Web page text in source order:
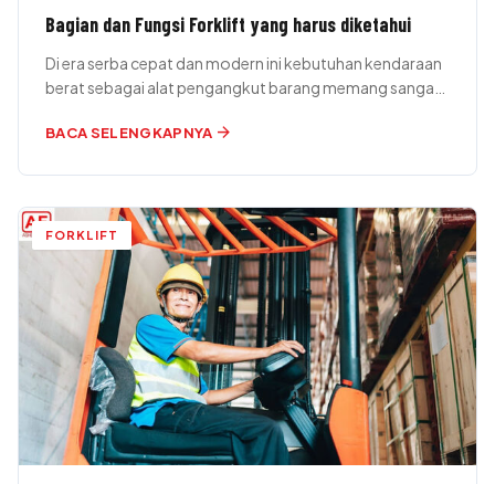
Bagian dan Fungsi Forklift yang harus diketahui
Di era serba cepat dan modern ini kebutuhan kendaraan
berat sebagai alat pengangkut barang memang sangat
BACA SELENGKAPNYA arrow_forward
FORKLIFT